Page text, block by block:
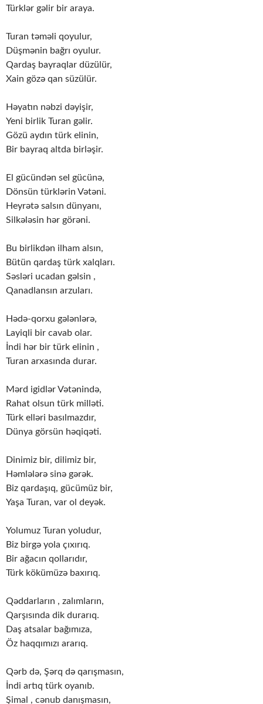
Türklər gəlir bir araya.
Turan təməli qoyulur,
Düşmənin bağrı oyulur.
Qardaş bayraqlar düzülür,
Xain gözə qan süzülür.
Həyatın nəbzi dəyişir,
Yeni birlik Turan gəlir.
Gözü aydın türk elinin,
Bir bayraq altda birləşir.
El gücündən sel gücünə,
Dönsün türklərin Vətəni.
Heyrətə salsın dünyanı,
Silkələsin hər görəni.
Bu birlikdən ilham alsın,
Bütün qardaş türk xalqları.
Səsləri ucadan gəlsin ,
Qanadlansın arzuları.
Hədə-qorxu gələnlərə,
Layiqli bir cavab olar.
İndi hər bir türk elinin ,
Turan arxasında durar.
Mərd igidlər Vətənində,
Rahat olsun türk milləti.
Türk elləri basılmazdır,
Dünya görsün həqiqəti.
Dinimiz bir, dilimiz bir,
Həmlələrə sinə gərək.
Biz qardaşıq, gücümüz bir,
Yaşa Turan, var ol deyək.
Yolumuz Turan yoludur,
Biz birgə yola çıxırıq.
Bir ağacın qollarıdır,
Türk kökümüzə baxırıq.
Qəddarların , zalımların,
Qarşısında dik durarıq.
Daş atsalar bağımıza,
Öz haqqımızı ararıq.
Qərb də, Şərq də qarışmasın,
İndi artıq türk oyanıb.
Şimal , cənub danışmasın,